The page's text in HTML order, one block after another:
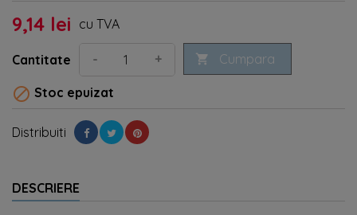
9,14 lei cu TVA
Cantitate - +  Cumpara
 Stoc epuizat
Distribuiti
DESCRIERE